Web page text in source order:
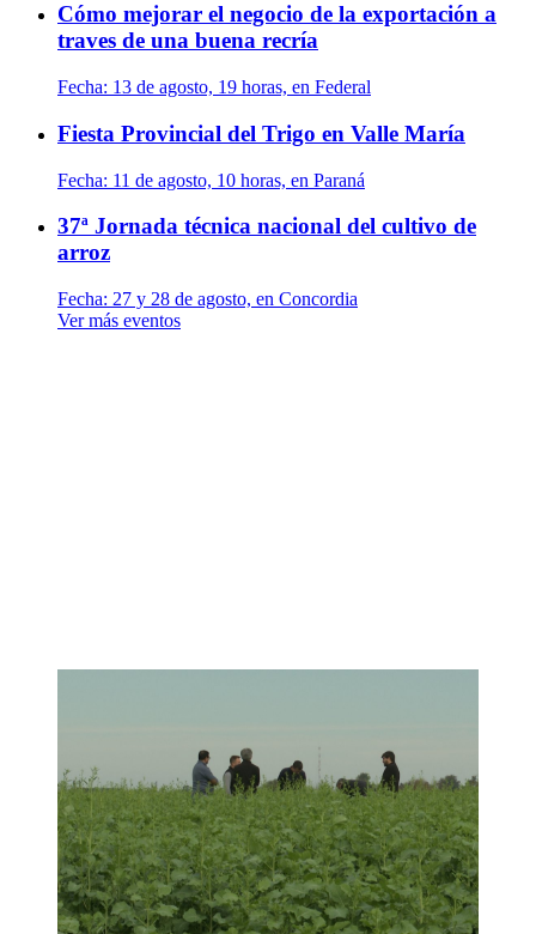
Cómo mejorar el negocio de la exportación a
traves de una buena recría
Fecha: 13 de agosto, 19 horas, en Federal
Fiesta Provincial del Trigo en Valle María
Fecha: 11 de agosto, 10 horas, en Paraná
37ª Jornada técnica nacional del cultivo de
arroz
Fecha: 27 y 28 de agosto, en Concordia
Ver más eventos